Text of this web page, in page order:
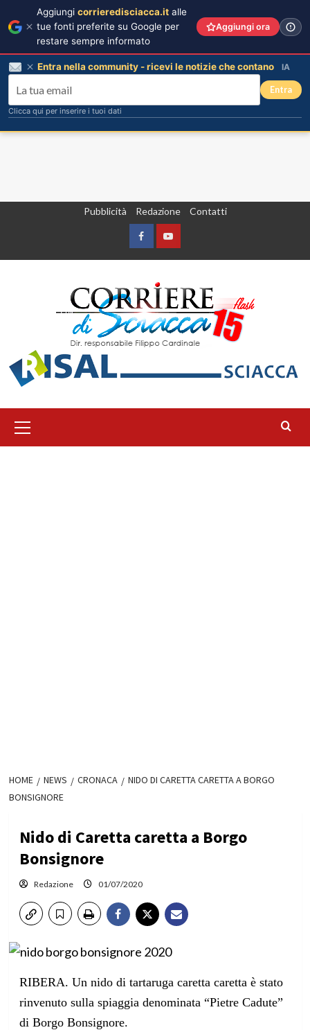
Pubblicità Redazione Contatti
FacebookYountube
principale
HOME NEWS CRONACA
NIDO DI CARETTA CARETTA A BORGO
BONSIGNORE
Nido di Caretta caretta a Borgo
Bonsignore
Redazione 01/07/2020
RIBERA. Un nido di tartaruga caretta caretta è stato
rinvenuto sulla spiaggia denominata “Pietre Cadute”
di Borgo Bonsignore.
Aggiungi corrieredisciacca.it alle
tue fonti preferite su Google per
restare sempre informato
Aggiungi ora
Entra nella community - ricevi le notizie che contano IA
Entra
Clicca qui per inserire i tuoi dati